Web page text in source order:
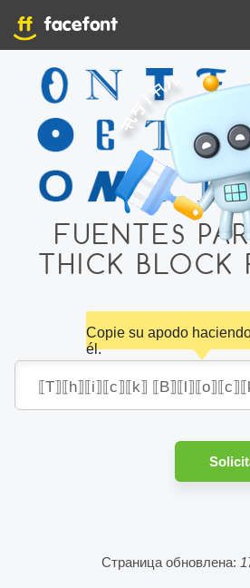
FUENTES
THICK BLOCK
Copie su apodo
él.
Страница обновлена: